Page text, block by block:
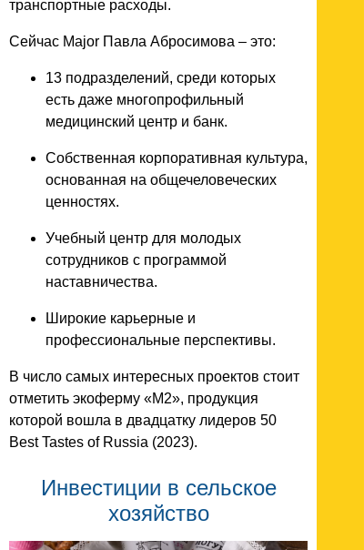
транспортные расходы.
Сейчас Major Павла Абросимова – это:
13 подразделений, среди которых
есть даже многопрофильный
медицинский центр и банк.
Собственная корпоративная культура,
основанная на общечеловеческих
ценностях.
Учебный центр для молодых
сотрудников с программой
наставничества.
Широкие карьерные и
профессиональные перспективы.
В число самых интересных проектов стоит
отметить экоферму «М2», продукция
которой вошла в двадцатку лидеров 50
Best Tastes of Russia (2023).
Инвестиции в сельское
хозяйство